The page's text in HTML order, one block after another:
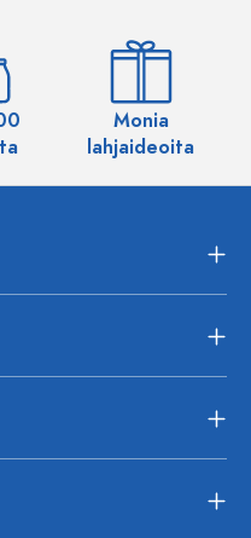
Monia
lahjaideoita